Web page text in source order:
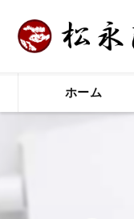
ホーム